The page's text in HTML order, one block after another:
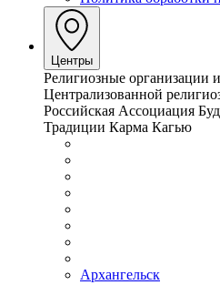
Центры
Религиозные организации
Централизованной
Российская Ассоциация
Традиции Карма Кагью
Архангельск